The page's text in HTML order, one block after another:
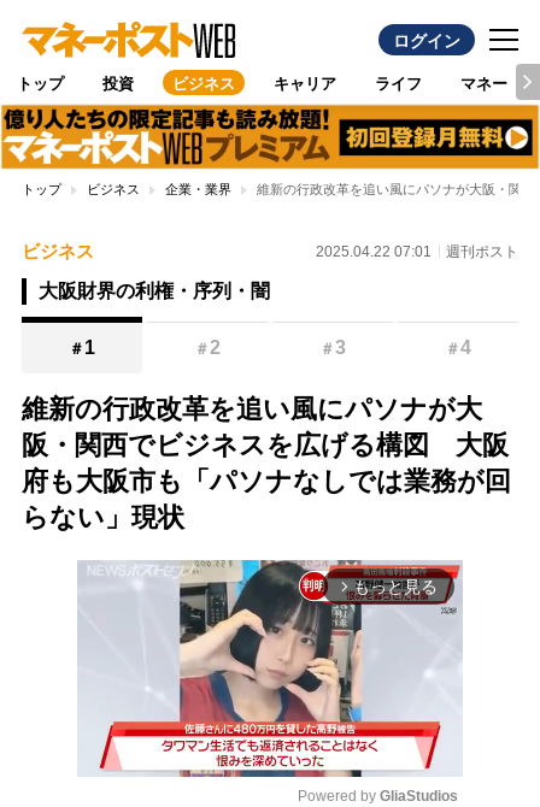
ログイン
トップ 投資 ビジネス キャリア ライフ マネー
トップ ビジネス 企業・業界 維新の行政改革を追い風にパソナが大阪・関
ビジネス 2025.04.22 07:01 週刊ポスト
大阪財界の利権・序列・闇
＃ 1 ＃2 ＃3 ＃4
維新の行政改革を追い風にパソナが大
阪・関西でビジネスを広げる構図 大阪
府も大阪市も「パソナなしでは業務が回
らない」現状
arrow_forward_ios もっと見る
Powered by GliaStudios